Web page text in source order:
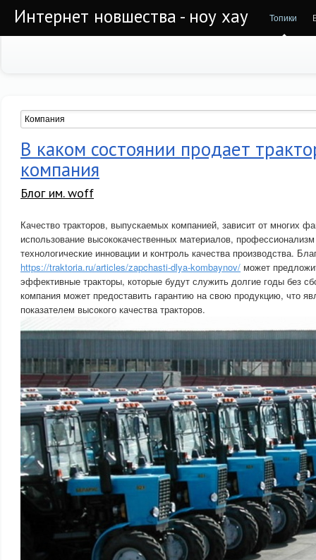
Интернет новшества - ноу хау Топики
В каком состоянии продает
компания
Блог им. woff
Качество тракторов, выпускаемых компанией, зависит от многих
использование высококачественных материалов,
технологические инновации и контроль качества производства.
https://traktoria.ru/articles/zapchasti-dlya-kombaynov/ может
эффективные тракторы, которые будут служить долгие годы без
компания может предоставить гарантию на свою продукцию, что
показателем высокого качества тракторов.